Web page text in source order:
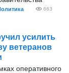
663
усилить
ветеранов
оперативного